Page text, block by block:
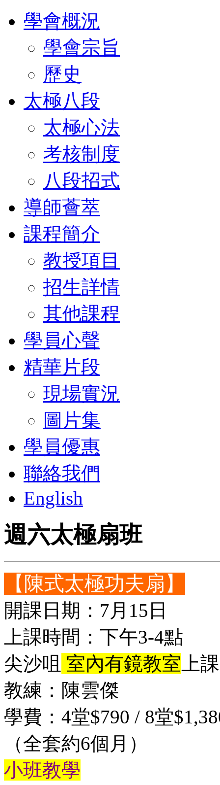
學會概況
學會宗旨
歷史
太極八段
太極心法
考核制度
八段招式
導師薈萃
課程簡介
教授項目
招生詳情
其他課程
學員心聲
精華片段
現場實況
圖片集
學員優惠
聯絡我們
English
週六太極扇班
【陳式太極功夫扇】
開課日期：7月15日
上課時間：下午3-4點
尖沙咀 室內有鏡教室 上課
教練：陳雲傑
學費：4堂$790 / 8堂
（全套約6個月）
小班教學